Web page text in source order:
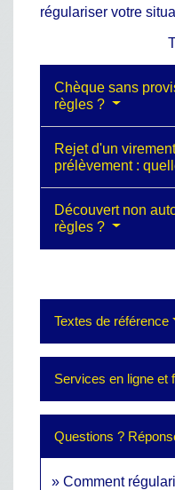
régulariser votre
Chèque sans
règles ?
Rejet d'un
prélèvement :
Découvert non
règles ?
Textes de référence
Services en ligne et
Questions ?
Comment